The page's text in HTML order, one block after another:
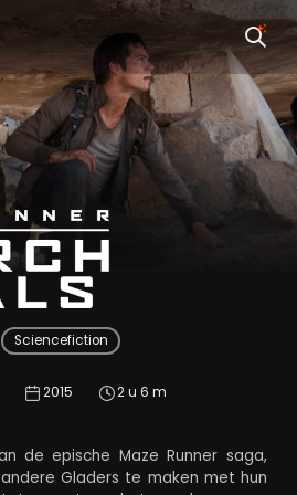
Maze Runner: The
Sciencefiction
2015 2 u 6 m
de epische Maze Runner saga,
Gladers te maken met hun